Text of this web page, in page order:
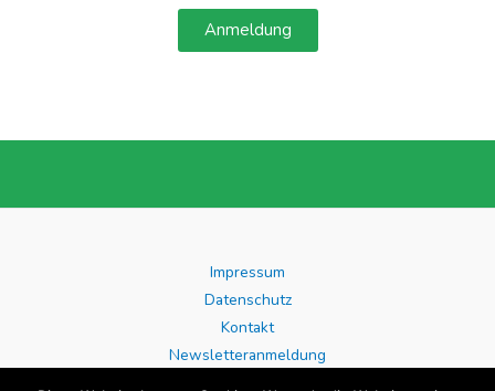
Anmeldung
Impressum
Datenschutz
Kontakt
Newsletteranmeldung